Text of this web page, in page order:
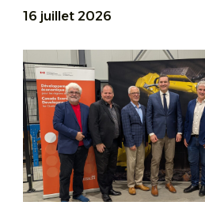
16 juillet 2026